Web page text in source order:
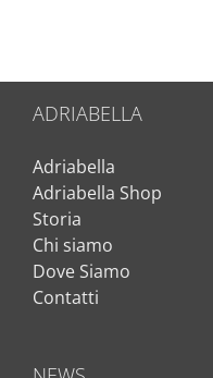
ADRIABELLA
Adriabella
Adriabella Shop
Storia
Chi siamo
Dove Siamo
Contatti